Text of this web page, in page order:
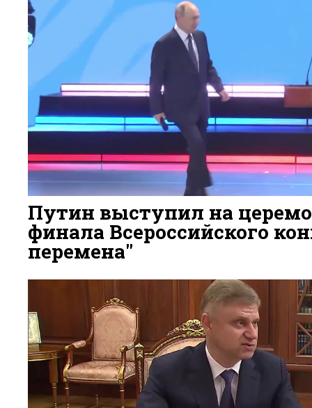
Путин выступил на
финала Всероссийского
перемена"
119